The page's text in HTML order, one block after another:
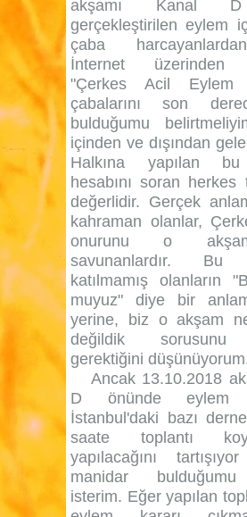
akşamı Kanal
gerçekleştirilen eylem
çaba
İnternet üzerinden
"Çerkes Acil Eylem
çabalarını son
bulduğumu
içinden ve dışından
Halkına yapılan
hesabını soran
değerlidir. Gerçek
kahraman olanlar,
onurunu o
savunanlardır. Bu
katılmamış olanların
muyuz" diye bir
yerine, biz o akşam
değildik sorusunu
gerektiğini
Ancak 13.10.2018
D önünde eylem
İstanbul'daki bazı
saate toplantı
yapılacağını
manidar
isterim. Eğer yapılan